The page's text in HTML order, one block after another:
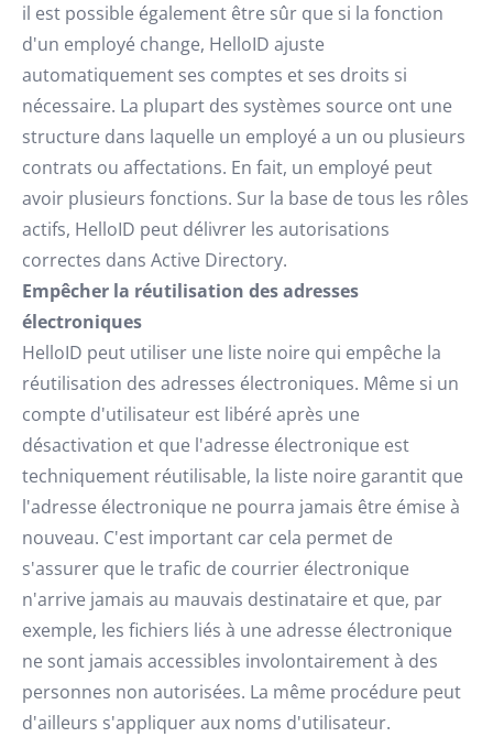
il est possible également être sûr que si la fonction
d'un employé change, HelloID ajuste
automatiquement ses comptes et ses droits si
nécessaire. La plupart des systèmes source ont une
structure dans laquelle un employé a un ou plusieurs
contrats ou affectations. En fait, un employé peut
avoir plusieurs fonctions. Sur la base de tous les rôles
actifs, HelloID peut délivrer les autorisations
correctes dans Active Directory.
Empêcher la réutilisation des adresses
électroniques
HelloID peut utiliser une liste noire qui empêche la
réutilisation des adresses électroniques. Même si un
compte d'utilisateur est libéré après une
désactivation et que l'adresse électronique est
techniquement réutilisable, la liste noire garantit que
l'adresse électronique ne pourra jamais être émise à
nouveau. C'est important car cela permet de
s'assurer que le trafic de courrier électronique
n'arrive jamais au mauvais destinataire et que, par
exemple, les fichiers liés à une adresse électronique
ne sont jamais accessibles involontairement à des
personnes non autorisées. La même procédure peut
d'ailleurs s'appliquer aux noms d'utilisateur.